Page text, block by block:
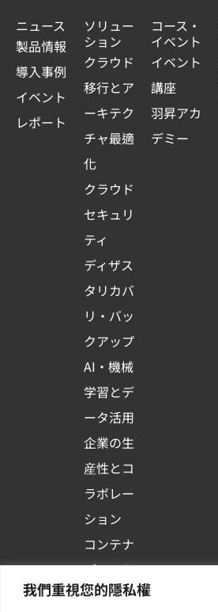
我們重視您的隱私權
ニュース
製品情報
導入事例
イベント
レポート
ソリュー
ション
クラウド
移行とア
ーキテク
チャ最適
化
クラウド
セキュリ
ティ
ディザス
タリカバ
リ・バッ
クアップ
AI・機械
学習とデ
ータ活用
企業の生
産性とコ
ラボレー
ション
コンテナ
プラット
フォーム
コース・
イベント
イベント
講座
羽昇アカ
デミー